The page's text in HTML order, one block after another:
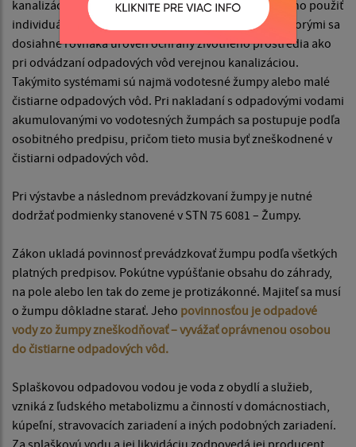
kanalizáciu. Tam, kde sa občan nemôže pripojiť, možno použiť
individuálne systémy alebo iné primerané systémy, ktorými sa
dosiahne rovnaká úroveň ochrany životného prostredia ako
pri odvádzaní odpadových vôd verejnou kanalizáciou.
Takýmito systémami sú najmä vodotesné žumpy alebo malé
čistiarne odpadových vôd. Pri nakladaní s odpadovými vodami
akumulovanými vo vodotesných žumpách sa postupuje podľa
osobitného predpisu, pričom tieto musia byť zneškodnené v
čistiarni odpadových vôd.
Pri výstavbe a následnom prevádzkovaní žumpy je nutné
dodržať podmienky stanovené v STN 75 6081 – Žumpy.
Zákon ukladá povinnosť prevádzkovať žumpu podľa všetkých
platných predpisov. Pokútne vypúšťanie obsahu do záhrady,
na pole alebo len tak do zeme je protizákonné. Majiteľ sa musí
o žumpu dôkladne starať. Jeho povinnosťou je odpadové
vody zo žumpy zneškodňovať – vyvážať oprávnenou osobou
do čistiarne odpadových vôd.
Splaškovou odpadovou vodou je voda z obydlí a služieb,
vzniká z ľudského metabolizmu a činností v domácnostiach,
kúpeľní, stravovacích zariadení a iných podobných zariadení.